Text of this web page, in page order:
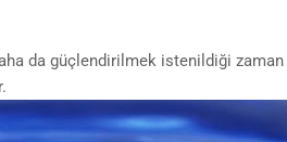
da güçlendirilmek istenildiği zaman